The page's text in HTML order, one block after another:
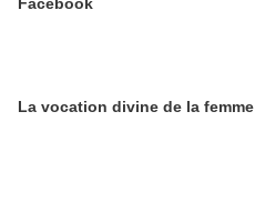
La vocation divine de la femme